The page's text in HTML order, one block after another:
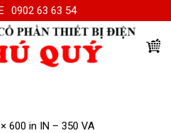
0902 63 63 54
600 in IN – 350 VA